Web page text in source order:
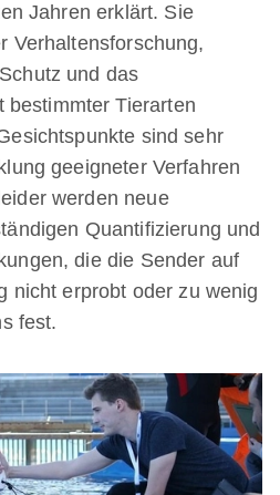
Jahren erklärt. Sie
Verhaltensforschung,
und das
bestimmter Tierarten
sind sehr
geeigneter Verfahren
werden neue
Quantifizierung und
die die Sender auf
nicht erprobt oder zu wenig
fest.